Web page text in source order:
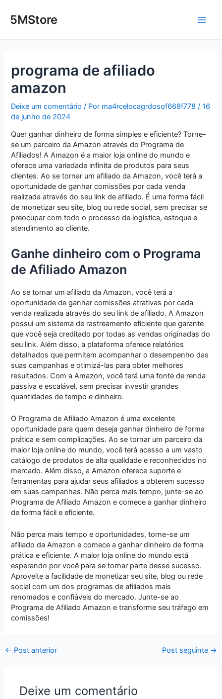
para5MStore
programa de afiliado
amazon
Deixe um comentário / Por ma4rcelocagrdosof668f778/16
de junho de 2024
Quer ganhar dinheiro de forma simples e eficiente? Torne-
se um parceiro da Amazon através do Programa de
Afiliados! A Amazon é a maior loja online do mundo e
oferece uma variedade infinita de produtos para seus
clientes. Ao se tornar um afiliado da Amazon, você terá a
oportunidade de ganhar comissões por cada venda
realizada através do seu link de afiliado. É uma forma fácil
de monetizar seu site, blog ou rede social, sem precisar se
preocupar com todo o processo de logística, estoque e
atendimento ao cliente.
Ganhe dinheiro com o Programa
de Afiliado Amazon
Ao se tornar um afiliado da Amazon, você terá a
oportunidade de ganhar comissões atrativas por cada
venda realizada através do seu link de afiliado. A Amazon
possui um sistema de rastreamento eficiente que garante
que você seja creditado por todas as vendas originadas do
seu link. Além disso, a plataforma oferece relatórios
detalhados que permitem acompanhar o desempenho das
suas campanhas e otimizá-las para obter melhores
resultados. Com a Amazon, você terá uma fonte de renda
passiva e escalável, sem precisar investir grandes
quantidades de tempo e dinheiro.
O Programa de Afiliado Amazon é uma excelente
oportunidade para quem deseja ganhar dinheiro de forma
prática e sem complicações. Ao se tornar um parceiro da
maior loja online do mundo, você terá acesso a um vasto
catálogo de produtos de alta qualidade e reconhecidos no
mercado. Além disso, a Amazon oferece suporte e
ferramentas para ajudar seus afiliados a obterem sucesso
em suas campanhas. Não perca mais tempo, junte-se ao
Programa de Afiliado Amazon e comece a ganhar dinheiro
de forma fácil e eficiente.
Não perca mais tempo e oportunidades, torne-se um
afiliado da Amazon e comece a ganhar dinheiro de forma
prática e eficiente. A maior loja online do mundo está
esperando por você para se tornar parte desse sucesso.
Aproveite a facilidade de monetizar seu site, blog ou rede
social com um dos programas de afiliados mais
renomados e confiáveis do mercado. Junte-se ao
Programa de Afiliado Amazon e transforme seu tráfego em
comissões!
navigation
← Post anterior Post seguinte →
Deixe um comentário